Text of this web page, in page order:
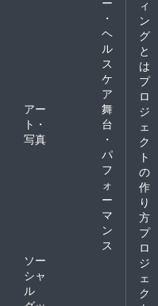
・
ヘ
ル
ス
ケ
ア
アー
ト・
写真
舞
台
・
パ
フ
ォ
ー
マ
ン
ス
ソー
シャ
ル
ィ
ン
グ
と
は
プ
ロ
ジ
ェ
ク
ト
の
作
り
方
プ
ロ
ジ
ェ
ク